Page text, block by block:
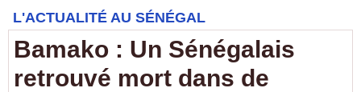
L'ACTUALITÉ AU SÉNÉGAL
Bamako : Un Sénégalais
retrouvé mort dans de